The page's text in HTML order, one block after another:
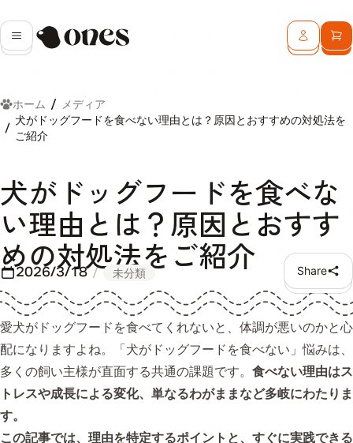
メニューOnes ログインカ
ホーム
メディア
犬がドッグフードを食べない理由とは？原因とおすすめの対処法を
ご紹介
犬がドッグフードを食べな
い理由とは？原因とおすす
めの対処法をご紹介
2026/3/18 未分類 Share
愛犬がドッグフードを食べてくれないと、体調が悪いのかと心
配になりますよね。「犬がドッグフードを食べない」悩みは、
多くの飼い主様が直面する共通の課題です。 食べない理由はス
トレスや成長による変化、単なるわがままなど多岐にわたりま
す。
この記事では、理由を特定するポイントと、すぐに実践できる